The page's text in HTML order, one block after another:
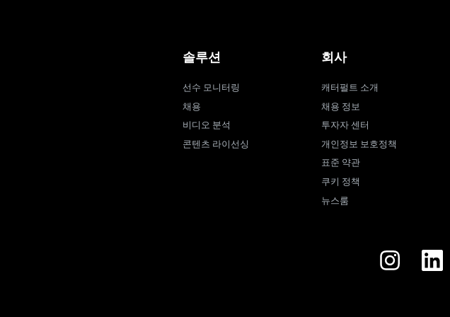
솔루션
선수 모니터링
채용
비디오 분석
콘텐츠 라이선싱
회사
캐터펄트 소개
채용 정보
투자자 센터
개인정보 보호정책
표준 약관
쿠키 정책
뉴스룸